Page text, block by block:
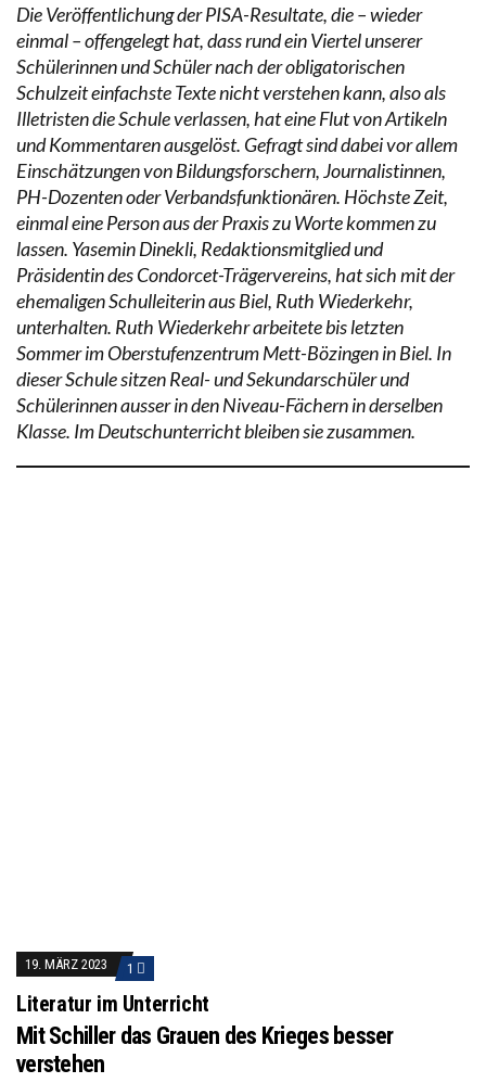
Die Veröffentlichung der PISA-Resultate, die – wieder
einmal – offengelegt hat, dass rund ein Viertel unserer
Schülerinnen und Schüler nach der obligatorischen
Schulzeit einfachste Texte nicht verstehen kann, also als
Illetristen die Schule verlassen, hat eine Flut von Artikeln
und Kommentaren ausgelöst. Gefragt sind dabei vor allem
Einschätzungen von Bildungsforschern, Journalistinnen,
PH-Dozenten oder Verbandsfunktionären. Höchste Zeit,
einmal eine Person aus der Praxis zu Worte kommen zu
lassen. Yasemin Dinekli, Redaktionsmitglied und
Präsidentin des Condorcet-Trägervereins, hat sich mit der
ehemaligen Schulleiterin aus Biel, Ruth Wiederkehr,
unterhalten. Ruth Wiederkehr arbeitete bis letzten
Sommer im Oberstufenzentrum Mett-Bözingen in Biel. In
dieser Schule sitzen Real- und Sekundarschüler und
Schülerinnen ausser in den Niveau-Fächern in derselben
Klasse. Im Deutschunterricht bleiben sie zusammen.
19. MÄRZ 2023 1
Literatur im Unterricht
Mit Schiller das Grauen des Krieges besser
verstehen